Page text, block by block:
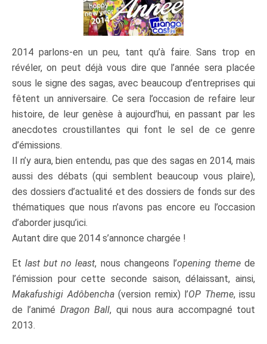
2014 parlons-en un peu, tant qu’à faire. Sans trop en
révéler, on peut déjà vous dire que l’année sera placée
sous le signe des sagas, avec beaucoup d’entreprises qui
fêtent un anniversaire. Ce sera l’occasion de refaire leur
histoire, de leur genèse à aujourd’hui, en passant par les
anecdotes croustillantes qui font le sel de ce genre
d’émissions.
Il n’y aura, bien entendu, pas que des sagas en 2014, mais
aussi des débats (qui semblent beaucoup vous plaire),
des dossiers d’actualité et des dossiers de fonds sur des
thématiques que nous n’avons pas encore eu l’occasion
d’aborder jusqu’ici.
Autant dire que 2014 s’annonce chargée !
Et last but no least, nous changeons l’opening themede
l’émission pour cette seconde saison, délaissant, ainsi,
Makafushigi Adôbencha(version remix) l’OP Theme, issu
de l’animé Dragon Ball, qui nous aura accompagné tout
2013.